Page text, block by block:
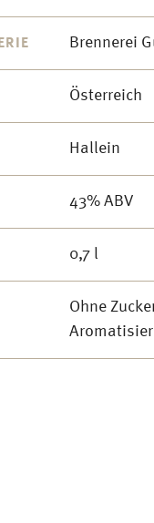
Brennerei
Österreich
Hallein
43% ABV
0,7 l
Ohne